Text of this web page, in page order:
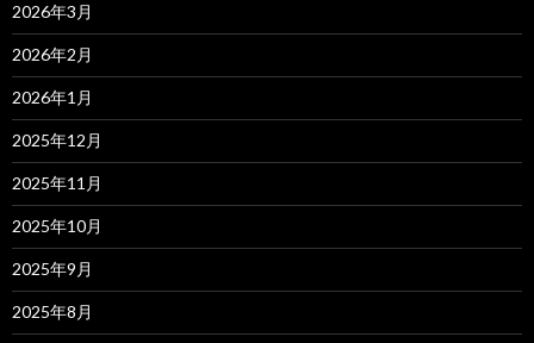
2026年3月
2026年2月
2026年1月
2025年12月
2025年11月
2025年10月
2025年9月
2025年8月